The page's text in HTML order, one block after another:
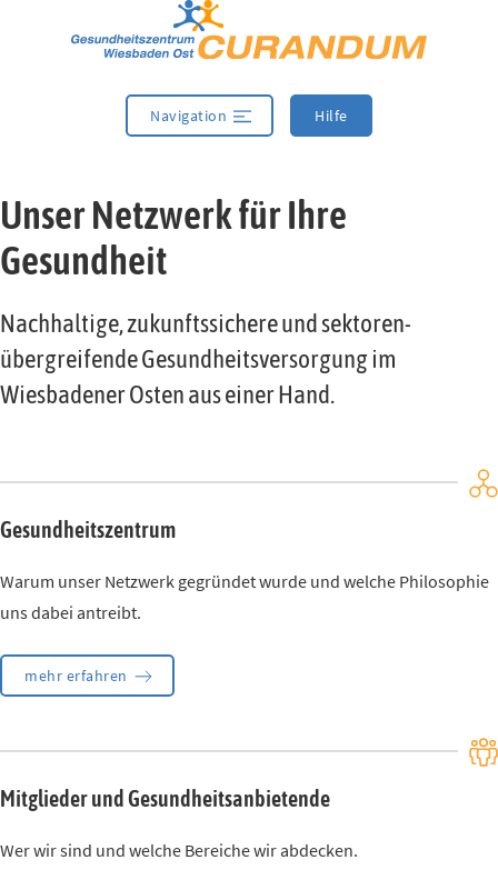
Zur Navigation springen
Navigation Hilfe
Unser Netzwerk für Ihre
Gesundheit
Nachhaltige, zukunftssichere und sektoren­
übergreifende Gesundheits­versorgung im
Wiesbadener Osten aus einer Hand.
Gesundheitszentrum
Warum unser Netzwerk gegründet wurde und welche Philosophie
uns dabei antreibt.
mehr erfahren
Mitglieder und Gesundheitsanbietende
Wer wir sind und welche Bereiche wir abdecken.